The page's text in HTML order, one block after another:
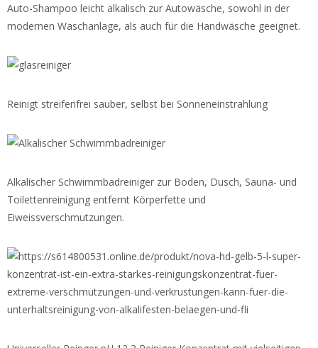
Auto-Shampoo leicht alkalisch zur Autowäsche, sowohl in der
modernen Waschanlage, als auch für die Handwäsche geeignet.
Reinigt streifenfrei sauber, selbst bei Sonneneinstrahlung
Alkalischer Schwimmbadreiniger zur Boden, Dusch, Sauna- und
Toilettenreinigung entfernt Körperfette und
Eiweissverschmutzungen.